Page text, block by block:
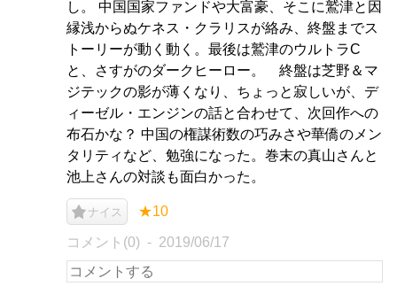
し。 中国国家ファンドや大富豪、そこに鷲津と因
縁浅からぬケネス・クラリスが絡み、終盤までス
トーリーが動く動く。最後は鷲津のウルトラC
と、さすがのダークヒーロー。 終盤は芝野＆マ
ジテックの影が薄くなり、ちょっと寂しいが、デ
ィーゼル・エンジンの話と合わせて、次回作への
布石かな？ 中国の権謀術数の巧みさや華僑のメン
タリティなど、勉強になった。巻末の真山さんと
池上さんの対談も面白かった。
ナイス ★10
コメント(0) 2019/06/17